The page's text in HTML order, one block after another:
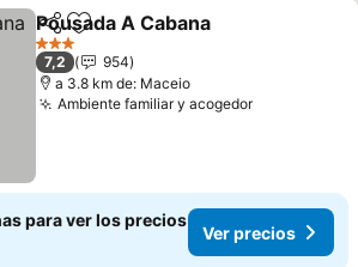
CompartirAñadir a favoritos
Pousada A Cabana
3 Estrellas
7,2
954
a 3.8 km de: Maceio
Ambiente familiar y acogedor
para ver los precios
Ver precios